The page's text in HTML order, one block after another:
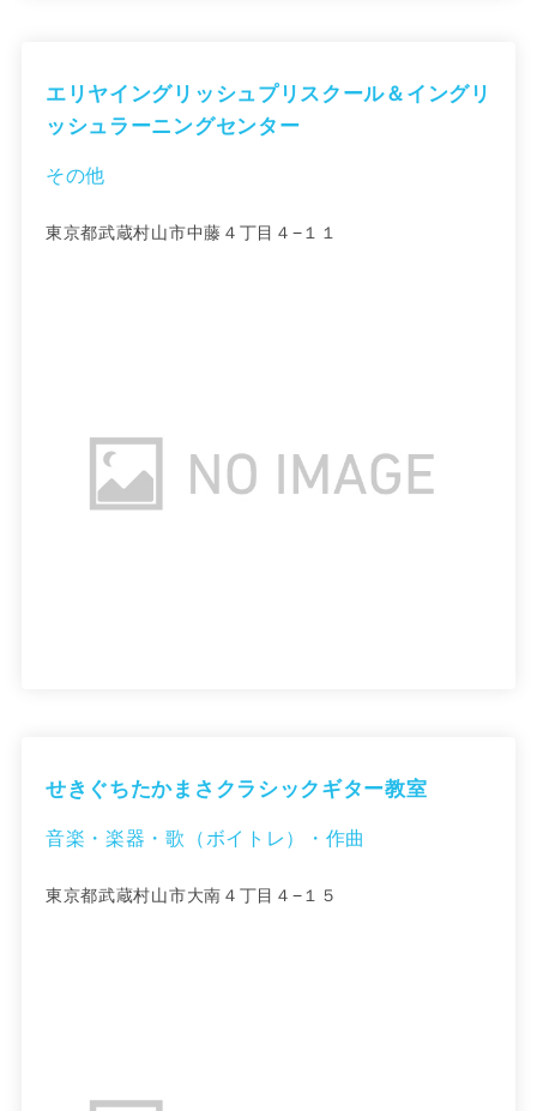
エリヤイングリッシュプリスクール＆イングリ
ッシュラーニングセンター
その他
東京都武蔵村山市中藤４丁目４−１１
せきぐちたかまさクラシックギター教室
音楽・楽器・歌（ボイトレ）・作曲
東京都武蔵村山市大南４丁目４−１５